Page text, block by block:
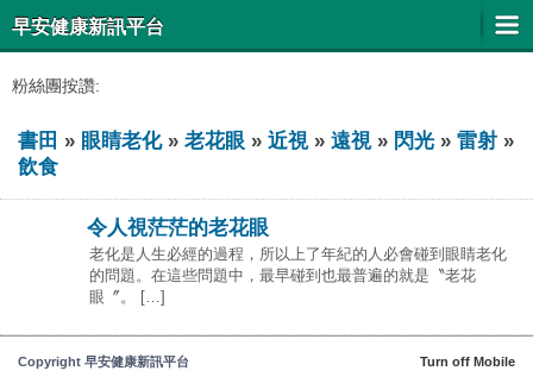
早安健康新訊平台
粉絲團按讚:
書田 » 眼睛老化» 老花眼 » 近視» 遠視» 閃光 » 雷射 »
飲食
令人視茫茫的老花眼
老化是人生必經的過程，所以上了年紀的人必會碰到眼睛老化
的問題。在這些問題中，最早碰到也最普遍的就是〝老花
眼〞。 […]
Copyright 早安健康新訊平台 Turn off Mobile